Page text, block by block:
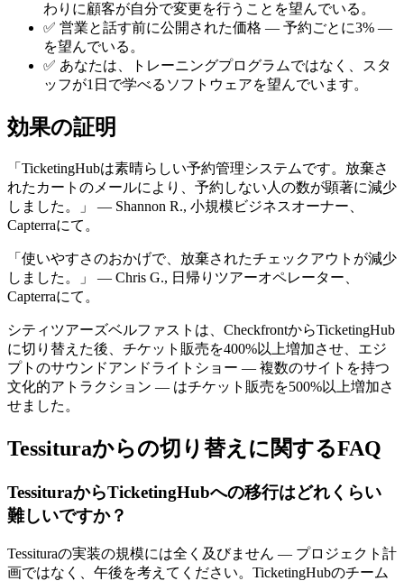
わりに顧客が自分で変更を行うことを望んでいる。
✅ 営業と話す前に公開された価格 — 予約ごとに3% —
を望んでいる。
✅ あなたは、トレーニングプログラムではなく、スタ
ッフが1日で学べるソフトウェアを望んでいます。
効果の証明
「TicketingHubは素晴らしい予約管理システムです。放棄さ
れたカートのメールにより、予約しない人の数が顕著に減少
しました。」 — Shannon R., 小規模ビジネスオーナー、
Capterraにて。
「使いやすさのおかげで、放棄されたチェックアウトが減少
しました。」 — Chris G., 日帰りツアーオペレーター、
Capterraにて。
シティツアーズベルファストは、CheckfrontからTicketingHub
に切り替えた後、チケット販売を400%以上増加させ、エジ
プトのサウンドアンドライトショー — 複数のサイトを持つ
文化的アトラクション — はチケット販売を500%以上増加さ
せました。
Tessituraからの切り替えに関するFAQ
TessituraからTicketingHubへの移行はどれくらい
難しいですか？
Tessituraの実装の規模には全く及びません — プロジェクト計
画ではなく、午後を考えてください。TicketingHubのチーム